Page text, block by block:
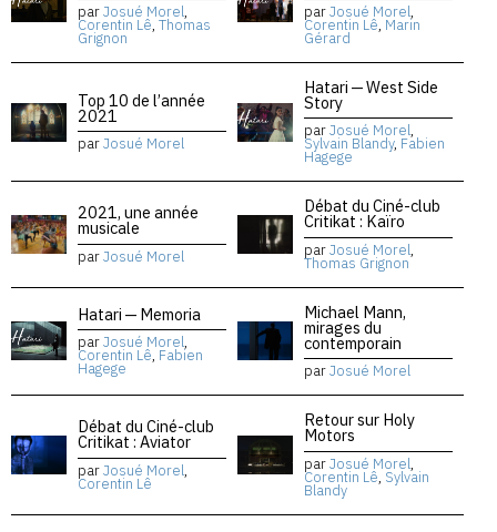
parJosué Morel,
Corentin Lê, Thomas
Grignon
parJosué Morel,
Corentin Lê, Marin
Gérard
Top 10 de l’année
2021
parJosué Morel
Hatari — West Side
Story
parJosué Morel,
Sylvain Blandy, Fabien
Hagege
2021, une année
musicale
parJosué Morel
Débat du Ciné-club
Critikat : Kaïro
parJosué Morel,
Thomas Grignon
Hatari — Memoria
parJosué Morel,
Corentin Lê, Fabien
Hagege
Michael Mann,
mirages du
contemporain
parJosué Morel
Débat du Ciné-club
Critikat : Aviator
parJosué Morel,
Corentin Lê
Retour sur Holy
Motors
parJosué Morel,
Corentin Lê, Sylvain
Blandy